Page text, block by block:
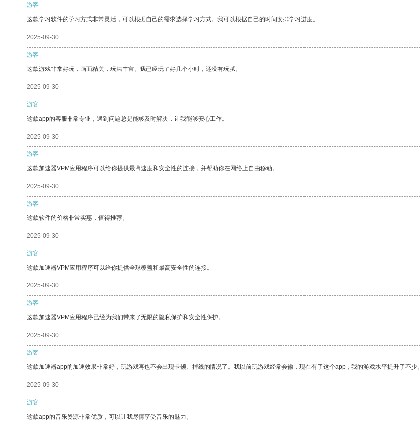
游客
这款学习软件的学习方式非常灵活，可以根据自己的需求选择学习方式。我可以根据自己的时间安排学习进度。
2025-09-30
游客
这款游戏非常好玩，画面精美，玩法丰富。我已经玩了好几个小时，还没有玩腻。
2025-09-30
游客
这款app的客服非常专业，遇到问题总是能够及时解决，让我能够安心工作。
2025-09-30
游客
这款加速器VPM应用程序可以给你提供最高速度和安全性的连接，并帮助你在网络上自由移动。
2025-09-30
游客
这款软件的价格非常实惠，值得推荐。
2025-09-30
游客
这款加速器VPM应用程序可以给你提供全球覆盖和最高安全性的连接。
2025-09-30
游客
这款加速器VPM应用程序已经为我们带来了无限的隐私保护和安全性保护。
2025-09-30
游客
这款加速器app的加速效果非常好，玩游戏再也不会出现卡顿、掉线的情况了。我以前玩游戏经常会输，现在有了这个app，我的游戏水平提升了不少。
2025-09-30
游客
这款app的音乐资源非常优质，可以让我尽情享受音乐的魅力。